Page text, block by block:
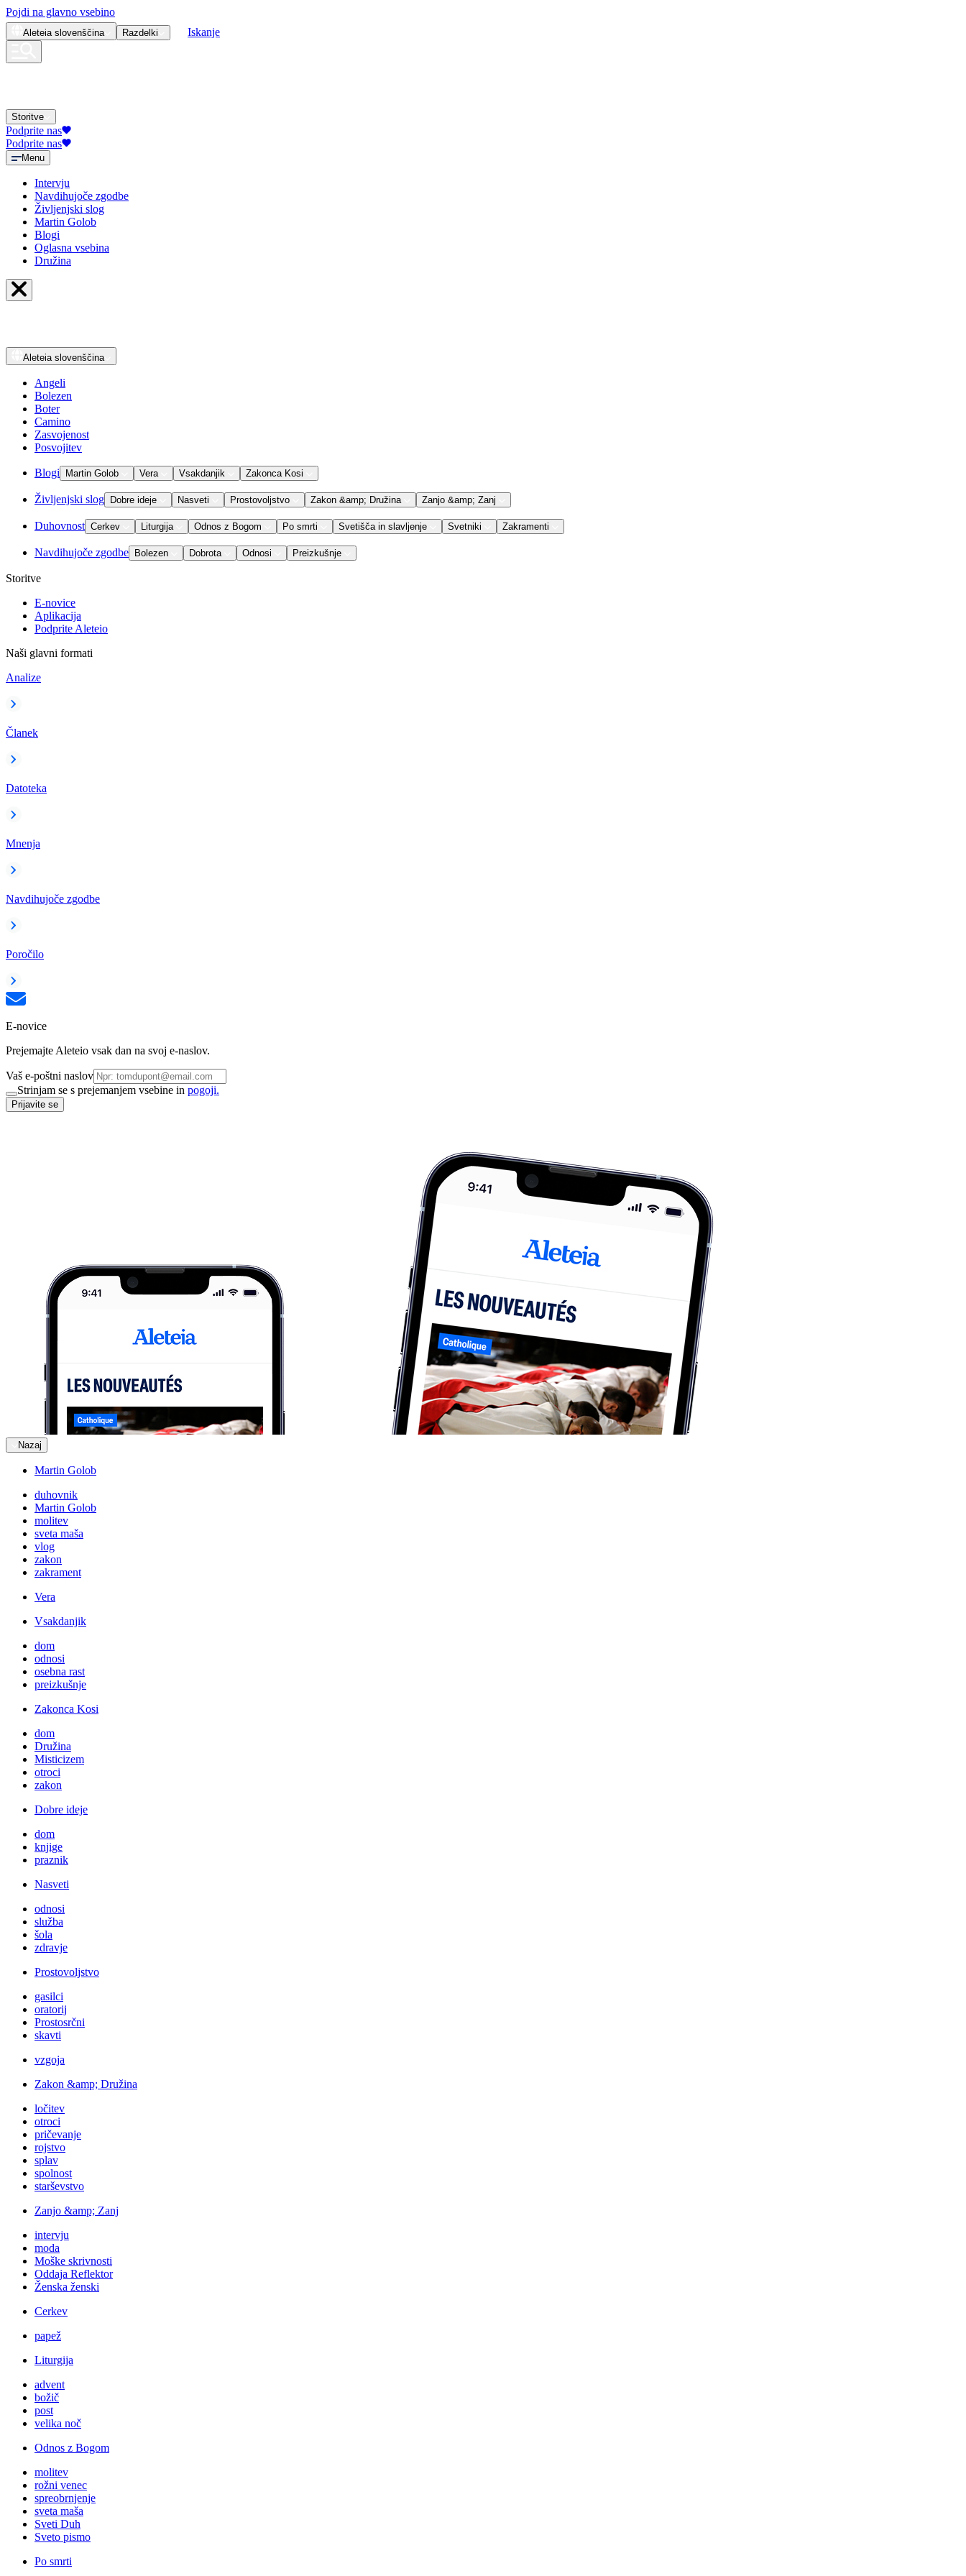
Pojdi na glavno vsebino
Aleteia slovenščina Razdelki Iskanje
Storitve
Podprite nas
Podprite nas
Menu
Intervju
Navdihujoče zgodbe
Življenjski slog
Martin Golob
Blogi
Oglasna vsebina
Družina
Aleteia slovenščina
Angeli
Bolezen
Boter
Camino
Zasvojenost
Posvojitev
Blogi Martin Golob Vera Vsakdanjik Zakonca Kosi
Življenjski slog Dobre ideje Nasveti Prostovoljstvo Zakon &amp; Družina Zanjo &amp; Zanj
Duhovnost Cerkev Liturgija Odnos z Bogom Po smrti Svetišča in slavljenje Svetniki Zakramenti
Navdihujoče zgodbe Bolezen Dobrota Odnosi Preizkušnje
Storitve
E-novice
Aplikacija
Podprite Aleteio
Naši glavni formati
Analize
Članek
Datoteka
Mnenja
Navdihujoče zgodbe
Poročilo
E-novice
Prejemajte Aleteio vsak dan na svoj e-naslov.
Vaš e-poštni naslov
Strinjam se s prejemanjem vsebine in pogoji.
Prijavite se
Nazaj
Martin Golob
duhovnik
Martin Golob
molitev
sveta maša
vlog
zakon
zakrament
Vera
Vsakdanjik
dom
odnosi
osebna rast
preizkušnje
Zakonca Kosi
dom
Družina
Misticizem
otroci
zakon
Dobre ideje
dom
knjige
praznik
Nasveti
odnosi
služba
šola
zdravje
Prostovoljstvo
gasilci
oratorij
Prostosrčni
skavti
vzgoja
Zakon &amp; Družina
ločitev
otroci
pričevanje
rojstvo
splav
spolnost
starševstvo
Zanjo &amp; Zanj
intervju
moda
Moške skrivnosti
Oddaja Reflektor
Ženska ženski
Cerkev
papež
Liturgija
advent
božič
post
velika noč
Odnos z Bogom
molitev
rožni venec
spreobrnjenje
sveta maša
Sveti Duh
Sveto pismo
Po smrti